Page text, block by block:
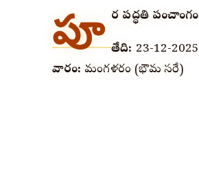
పూ ర్వ పద్ధతి పంచాంగం
తేది: 23-12-2025
వారం: మంగళవారం (భౌమ వాసరే)